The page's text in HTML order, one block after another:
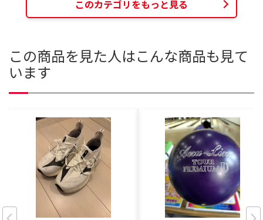
このカテゴリをもっと見る
この商品を見た人はこんな商品も見て
います